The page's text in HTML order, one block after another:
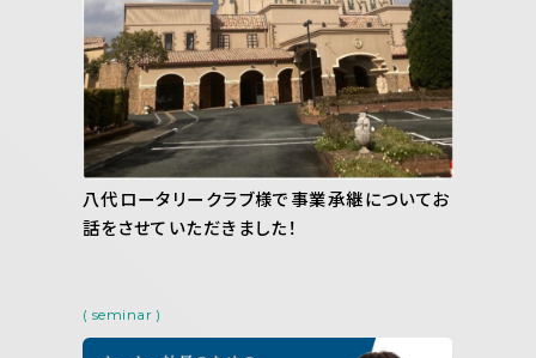
八代ロータリークラブ様で事業承継についてお
話をさせていただきました！
( seminar )